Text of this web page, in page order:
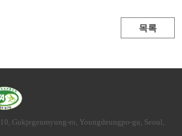
목록
Gukjegeumyung-ro, Youngdeungpo-gu, Seoul,